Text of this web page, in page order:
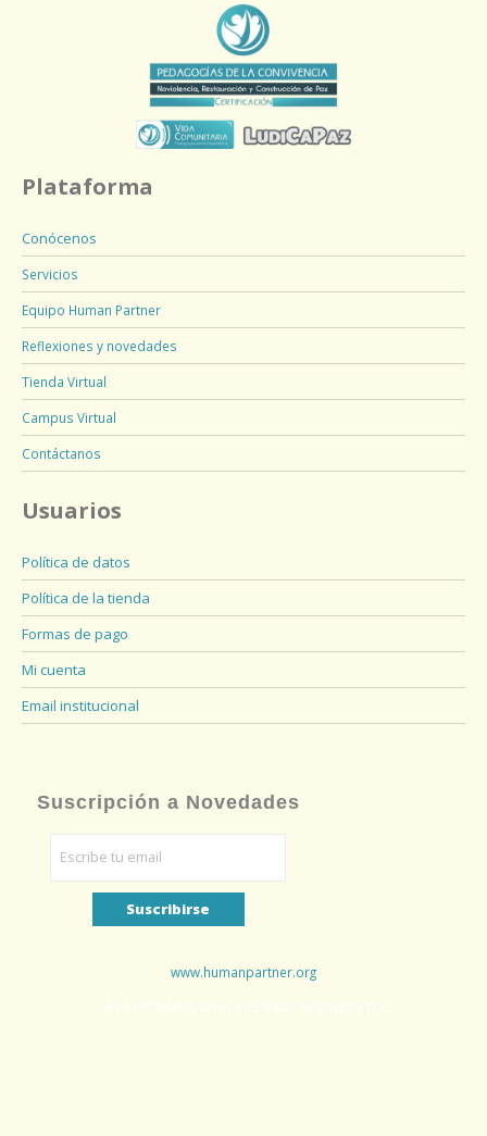
Plataforma
Conócenos
Servicios
Equipo Human Partner
Reflexiones y novedades
Tienda Virtual
Campus Virtual
Contáctanos
Usuarios
Política de datos
Política de la tienda
Formas de pago
Mi cuenta
Email institucional
Suscripción a Novedades
www.humanpartner.org